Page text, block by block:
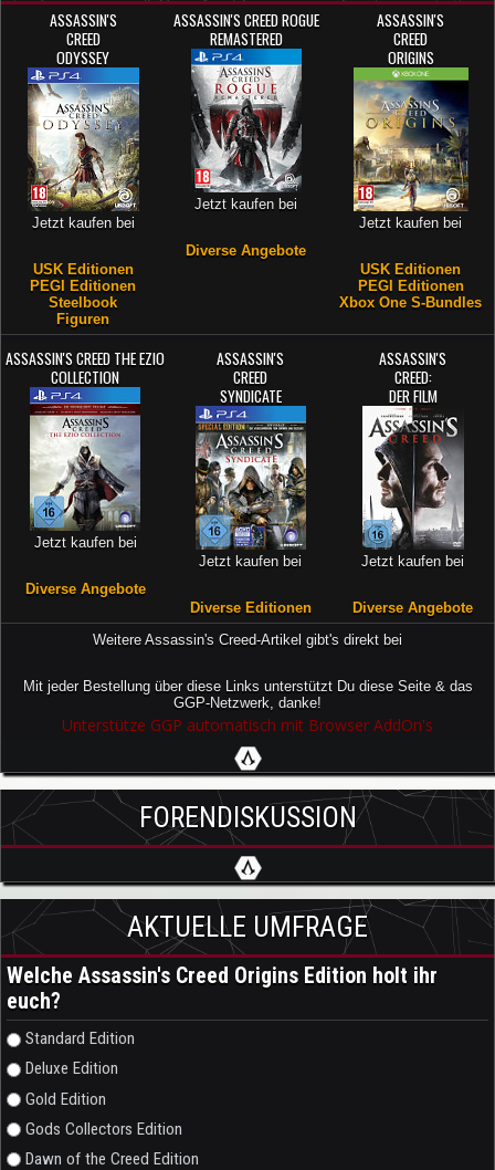
ASSASSIN'S
CREED
ODYSSEY
Jetzt kaufen bei
USK Editionen
PEGI Editionen
Steelbook
Figuren
ASSASSIN'S CREED ROGUE
REMASTERED
Jetzt kaufen bei
Diverse Angebote
ASSASSIN'S
CREED
ORIGINS
Jetzt kaufen bei
USK Editionen
PEGI Editionen
Xbox One S-Bundles
ASSASSIN'S CREED THE EZIO
COLLECTION
Jetzt kaufen bei
Diverse Angebote
ASSASSIN'S
CREED
SYNDICATE
Jetzt kaufen bei
Diverse Editionen
ASSASSIN'S
CREED:
DER FILM
Jetzt kaufen bei
Diverse Angebote
Weitere Assassin's Creed-Artikel gibt's direkt bei
Mit jeder Bestellung über diese Links unterstützt Du diese Seite & das
GGP-Netzwerk, danke!
Unterstütze GGP automatisch mit Browser AddOn's
FORENDISKUSSION
AKTUELLE UMFRAGE
Welche Assassin's Creed Origins Edition holt ihr
euch?
Auswahlmöglichkeiten
Standard Edition
Deluxe Edition
Gold Edition
Gods Collectors Edition
Dawn of the Creed Edition